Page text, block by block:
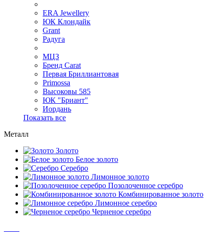
ERA Jewellery
ЮК Клондайк
Grant
Радуга
МЦЗ
Бренд Carat
Первая Бриллиантовая
Primossa
Высоковы 585
ЮК "Бриант"
Иордань
Показать все
Металл
Золото
Белое золото
Серебро
Лимонное золото
Позолоченное серебро
Комбинированное золото
Лимонное серебро
Черненое серебро